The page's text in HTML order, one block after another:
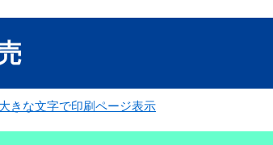
大きな文字で印刷ページ表示